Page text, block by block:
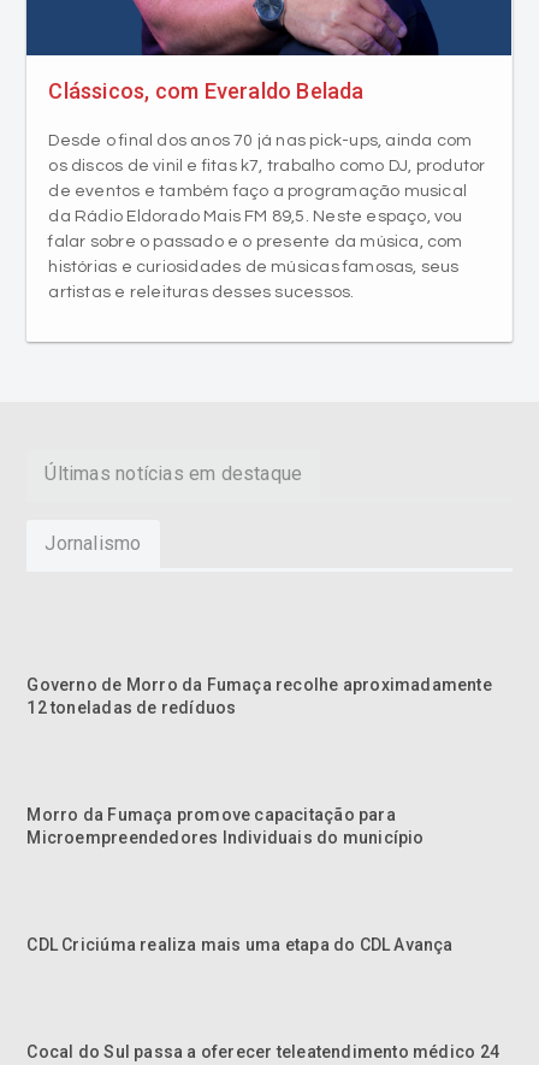
Clássicos, com Everaldo Belada
Desde o final dos anos 70 já nas pick-ups, ainda com
os discos de vinil e fitas k7, trabalho como DJ, produtor
de eventos e também faço a programação musical
da Rádio Eldorado Mais FM 89,5. Neste espaço, vou
falar sobre o passado e o presente da música, com
histórias e curiosidades de músicas famosas, seus
artistas e releituras desses sucessos.
Últimas notícias em destaque
Jornalismo
Governo de Morro da Fumaça recolhe aproximadamente
12 toneladas de redíduos
Morro da Fumaça promove capacitação para
Microempreendedores Individuais do município
CDL Criciúma realiza mais uma etapa do CDL Avança
Cocal do Sul passa a oferecer teleatendimento médico 24